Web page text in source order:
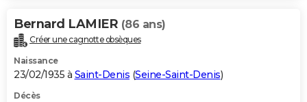
Bernard LAMIER (86 ans)
Créer une cagnotte obsèques
Naissance
23/02/1935 à Saint-Denis (Seine-Saint-Denis)
Décès